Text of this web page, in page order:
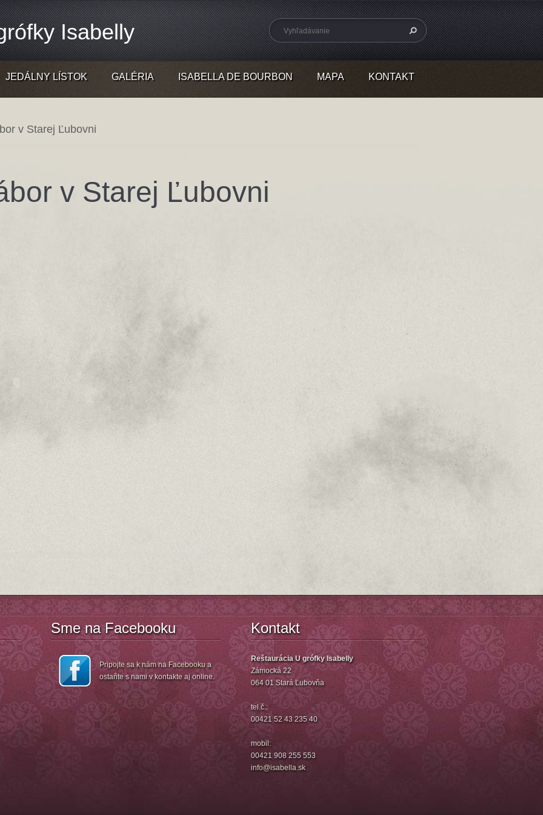
Isabelly
JEDÁLNY LÍSTOK GALÉRIA ISABELLA DE BOURBON MAPA KONTAKT
v Starej Ľubovni
v Starej Ľubovni
Sme na Facebooku
Pripojte sa k námna Facebookua
ostaňte s nami v kontakte aj online.
Kontakt
Reštaurácia U grófky Isabelly
Zámocká 22
064 01 Stará Ľubovňa
tel.č.:
00421 52 43 235 40
mobil:
00421 908 255 553
info@isabella.sk